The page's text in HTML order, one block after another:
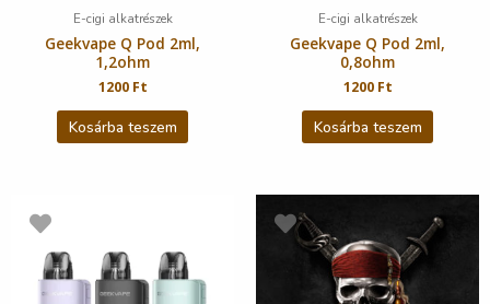
E-cigi alkatrészek
Geekvape Q Pod 2ml,
1,2ohm
1200 Ft
Kosárba teszem
E-cigi alkatrészek
Geekvape Q Pod 2ml,
0,8ohm
1200 Ft
Kosárba teszem